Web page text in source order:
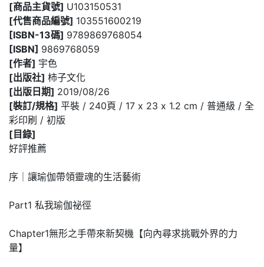
[商品主貨號] U103150531
[代售商品編號] 103551600219
[ISBN-13碼] 9789869768054
[ISBN] 9869768059
[作者] 宇色
[出版社] 柿子文化
[出版日期] 2019/08/26
[裝訂/規格] 平裝 / 240頁 / 17 x 23 x 1.2 cm / 普通級 / 全
彩印刷 / 初版
[目錄]
好評推薦
序｜讓瑜伽帶領靈魂的生活藝術
Part1 私我瑜伽祕徑
Chapter1無形之手帶來新契機【向內尋求挑戰外界的力
量】